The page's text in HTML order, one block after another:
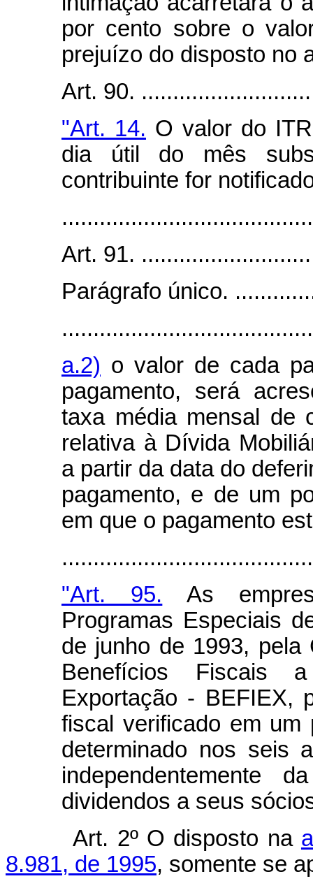
por cento sobre o
prejuízo do disposto no
Art. 90.
"Art. 14. O valor do
dia útil do mês
contribuinte for
Art. 91.
Parágrafo único.
a.2) o valor de cada
pagamento, será
taxa média mensal de
relativa à Dívida
a partir da data do
pagamento, e de um
em que o pagamento
"Art. 95. As
Programas Especiais
de junho de 1993, pela
Benefícios Fiscais
Exportação - BEFIEX,
fiscal verificado em
determinado nos seis
independentemente
dividendos a seus
Art. 2º O disposto na
8.981, de 1995, somente se